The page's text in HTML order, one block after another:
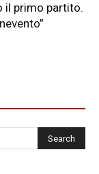
il primo partito.